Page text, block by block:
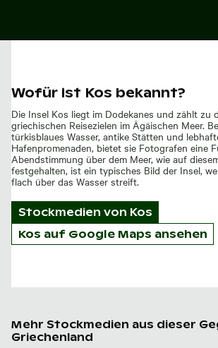
Wofür ist Kos bekannt?
Die Insel Kos liegt im Dodekanes und zählt zu
griechischen Reisezielen im Ägäischen Meer.
türkisblaues Wasser, antike Stätten und
Hafenpromenaden, bietet sie Fotografen eine
Abendstimmung über dem Meer, wie auf
festgehalten, ist ein typisches Bild der Insel,
flach über das Wasser streift.
Stockmedien von Kos
Kos auf Google Maps ansehen
Mehr Stockmedien aus dieser
Griechenland